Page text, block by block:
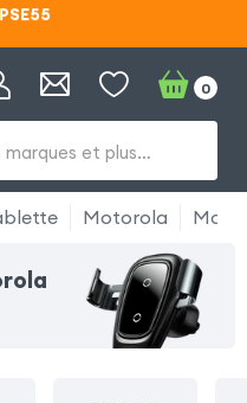
marques et plus…
0
Motorola